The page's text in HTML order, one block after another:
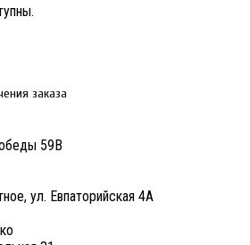
заказа
59В
ул. Евпаторийская 4А